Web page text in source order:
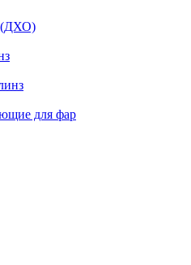
(ДХО)
для фар